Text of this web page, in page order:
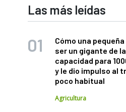
Las más leídas
Cómo una
ser un gigante de
capacidad para
y le dio impulso al
poco habitual
Agricultura